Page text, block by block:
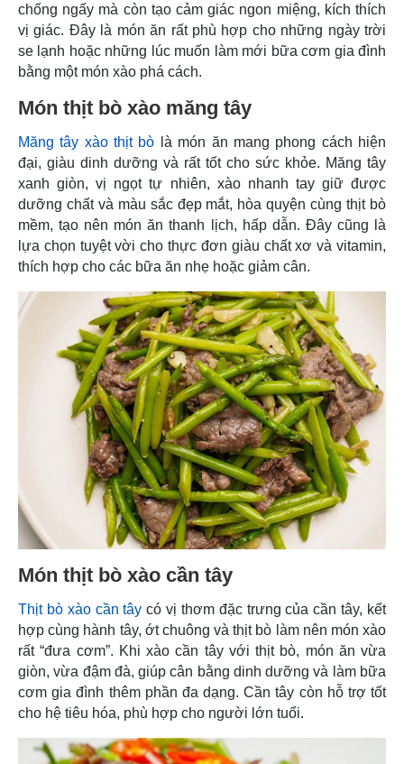
chống ngấy mà còn tạo cảm giác ngon miệng, kích thích
vị giác. Đây là món ăn rất phù hợp cho những ngày trời
se lạnh hoặc những lúc muốn làm mới bữa cơm gia đình
bằng một món xào phá cách.
Món thịt bò xào măng tây
Măng tây xào thịt bò là món ăn mang phong cách hiện
đại, giàu dinh dưỡng và rất tốt cho sức khỏe. Măng tây
xanh giòn, vị ngọt tự nhiên, xào nhanh tay giữ được
dưỡng chất và màu sắc đẹp mắt, hòa quyện cùng thịt bò
mềm, tạo nên món ăn thanh lịch, hấp dẫn. Đây cũng là
lựa chọn tuyệt vời cho thực đơn giàu chất xơ và vitamin,
thích hợp cho các bữa ăn nhẹ hoặc giảm cân.
Món thịt bò xào cần tây
Thịt bò xào cần tây có vị thơm đặc trưng của cần tây, kết
hợp cùng hành tây, ớt chuông và thịt bò làm nên món xào
rất “đưa cơm”. Khi xào cần tây với thịt bò, món ăn vừa
giòn, vừa đậm đà, giúp cân bằng dinh dưỡng và làm bữa
cơm gia đình thêm phần đa dạng. Cần tây còn hỗ trợ tốt
cho hệ tiêu hóa, phù hợp cho người lớn tuổi.